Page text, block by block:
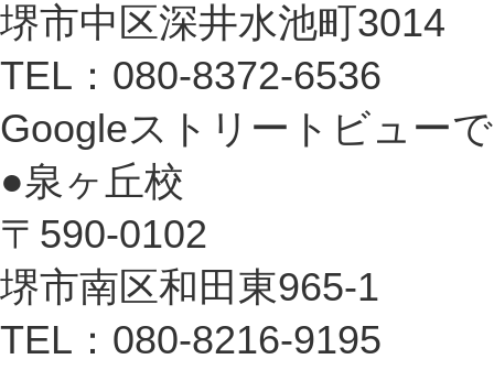
堺市中区深井水池町3014
TEL：080-8372-6536
Googleストリートビュー
●泉ヶ丘校
〒590-0102
堺市南区和田東965-1
TEL：080-8216-9195